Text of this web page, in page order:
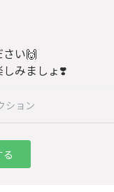
い🙌
みましょ❣️
ション
る